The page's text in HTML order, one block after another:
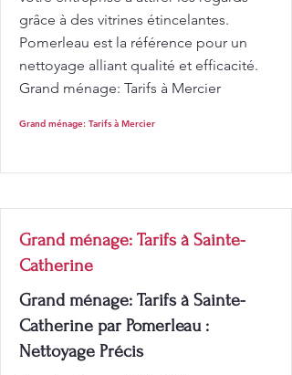
grâce à des vitrines étincelantes.
Pomerleau est la référence pour un
nettoyage alliant qualité et efficacité.
Grand ménage: Tarifs à Mercier
Grand ménage: Tarifs à Mercier
Grand ménage: Tarifs à Sainte-
Catherine
Grand ménage: Tarifs à Sainte-
Catherine par Pomerleau :
Nettoyage Précis